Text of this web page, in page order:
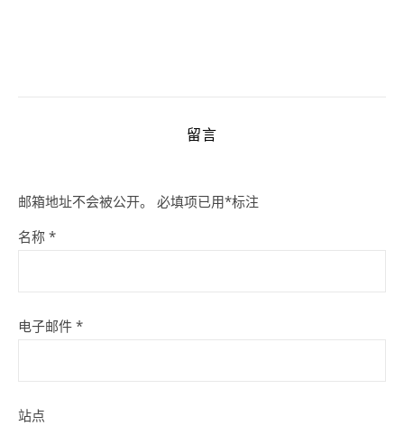
留言
邮箱地址不会被公开。 必填项已用*标注
名称 *
电子邮件 *
站点